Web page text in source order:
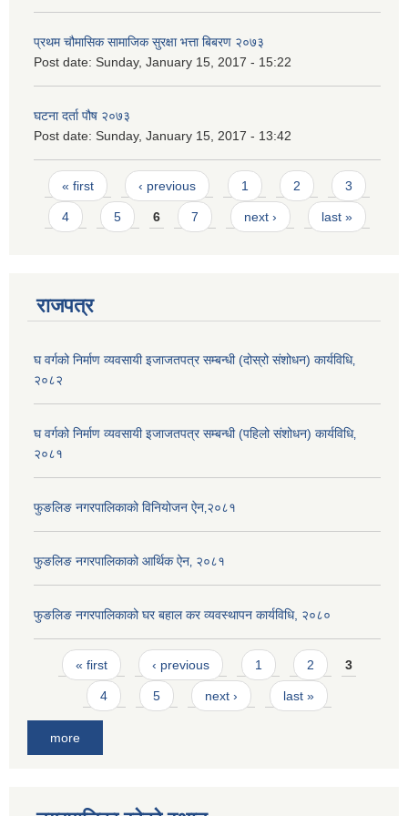
प्रथम चौमासिक सामाजिक सुरक्षा भत्ता बिबरण २०७३
Post date: Sunday, January 15, 2017 - 15:22
घटना दर्ता पौष २०७३
Post date: Sunday, January 15, 2017 - 13:42
Pages
« first ‹ previous 1 2 3
4 5 6 7 next › last »
राजपत्र
घ वर्गको निर्माण व्यवसायी इजाजतपत्र सम्बन्धी (दोस्रो संशोधन) कार्यविधि‚
२०८२
घ वर्गको निर्माण व्यवसायी इजाजतपत्र सम्बन्धी (पहिलो संशोधन) कार्यविधि‚
२०८१
फुङलिङ नगरपालिकाको विनियोजन ऐन‚२०८१
फुङलिङ नगरपालिकाको आर्थिक ऐन‚ २०८१
फुङलिङ नगरपालिकाको घर बहाल कर व्यवस्थापन कार्यविधि, २०८०
Pages
« first ‹ previous 1 2 3
4 5 next › last »
more